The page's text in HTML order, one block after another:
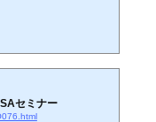
セミナー